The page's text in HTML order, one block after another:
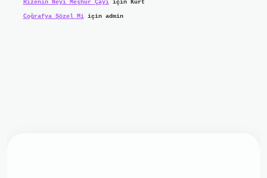
Rizenin Neyi Meşhur Çayıiçin Kurt
Coğrafya Sözel Miiçin admin